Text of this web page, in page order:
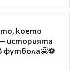
което
историята
футбола🤩⚽